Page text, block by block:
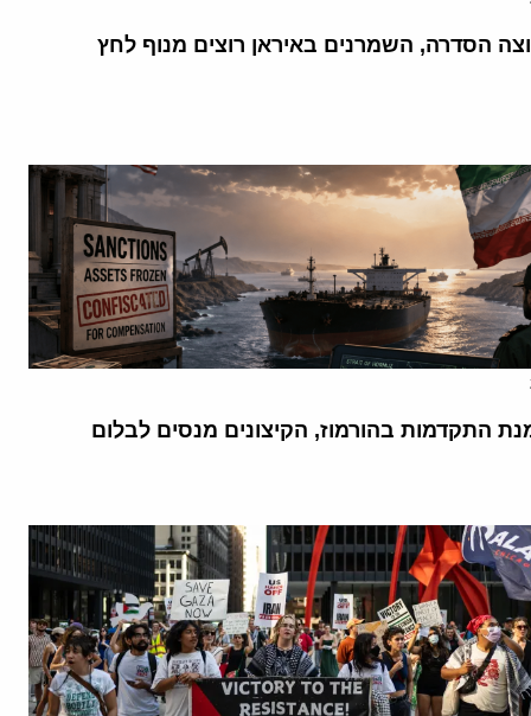
הסדרה, השמרנים באיראן רוצים מנוף לחץ
התקדמות בהורמוז, הקיצונים מנסים לבלום